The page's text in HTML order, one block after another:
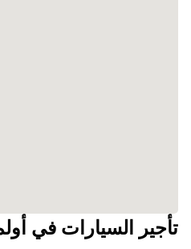
تأجير السيارات في